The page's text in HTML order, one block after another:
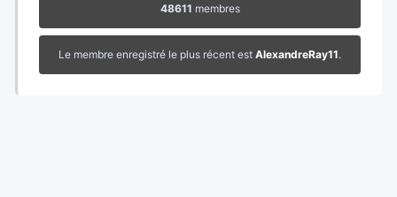
48611 membres
Le membre enregistré le plus récent est AlexandreRay11.